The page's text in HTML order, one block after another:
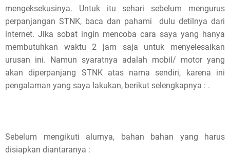
mengeksekusinya. Untuk itu sehari sebelum mengurus
perpanjangan STNK, baca dan pahami dulu detilnya dari
internet. Jika sobat ingin mencoba cara saya yang hanya
membutuhkan waktu 2 jam saja untuk menyelesaikan
urusan ini. Namun syaratnya adalah mobil/ motor yang
akan diperpanjang STNK atas nama sendiri, karena ini
pengalaman yang saya lakukan, berikut selengkapnya : .
Sebelum mengikuti alurnya, bahan bahan yang harus
disiapkan diantaranya :